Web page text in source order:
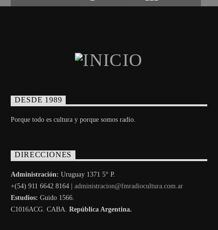
DESDE 1989
Porque todo es cultura y porque somos radio.
DIRECCIONES
Administración: Uruguay 1371 5° P.
+(54) 911 6642 8164 |administracion@fmradiocultura.com.ar
Estudios: Guido 1566.
C1016ACG. CABA.República Argentina.